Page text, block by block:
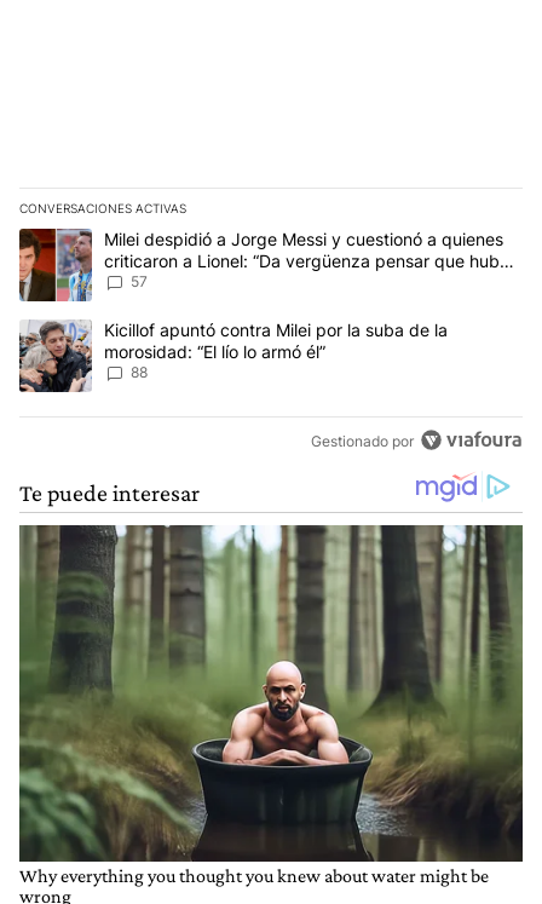
CONVERSACIONES ACTIVAS
Este listado muestra los artículos con más comentarios en los
Un artículo de tendencia con el título "Milei despidió a Jorge
Milei despidió a Jorge Messi y cuestionó a quienes
criticaron a Lionel: “Da vergüenza pensar que hubo
anti-Messi”
57
Un artículo de tendencia con el título "Kicillof apuntó contra Milei
Kicillof apuntó contra Milei por la suba de la
morosidad: “El lío lo armó él”
88
Gestionado por